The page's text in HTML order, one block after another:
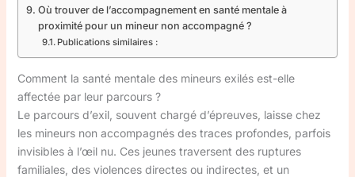
Où trouver de l’accompagnement en santé mentale à
proximité pour un mineur non accompagné ?
Publications similaires :
Comment la santé mentale des mineurs exilés est-elle
affectée par leur parcours ?
Le parcours d’exil, souvent chargé d’épreuves, laisse chez
les mineurs non accompagnés des traces profondes, parfois
invisibles à l’œil nu. Ces jeunes traversent des ruptures
familiales, des violences directes ou indirectes, et un